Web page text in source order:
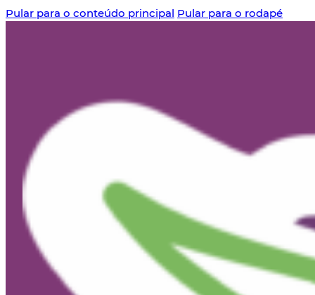
Pular para o conteúdo principal Pular para o rodapé